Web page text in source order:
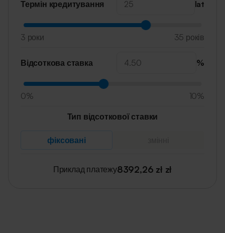
Термін кредитування lat
3 роки 35 років
Відсоткова ставка %
0% 10%
Тип відсоткової ставки
фіксовані
Приклад платежу8392,26 zł zł